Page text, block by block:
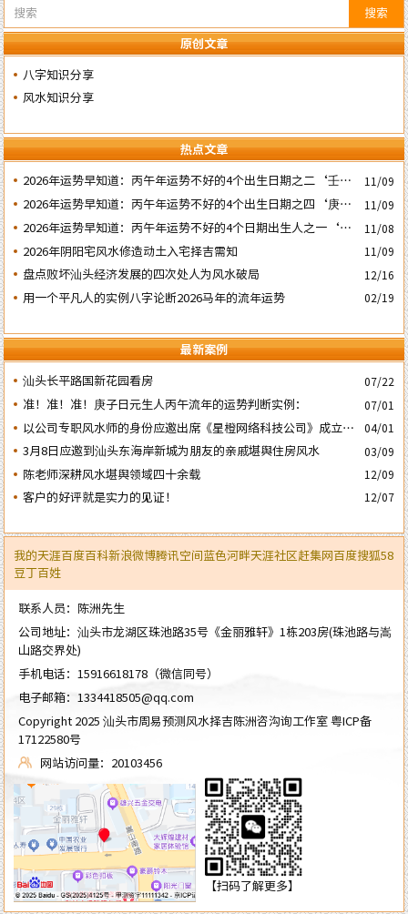
搜索
原创文章
八字知识分享
风水知识分享
热点文章
2026年运势早知道：丙午年运势不好的4个出生日期之二‘壬子’
日
11/09
2026年运势早知道：丙午年运势不好的4个出生日期之四‘庚子’
日
11/09
2026年运势早知道：丙午年运势不好的4个日期出生人之一‘戊
子’ 日
11/08
2026年阴阳宅风水修造动土入宅择吉需知 11/09
盘点败坏汕头经济发展的四次处人为风水破局 12/16
用一个平凡人的实例八字论断2026马年的流年运势 02/19
最新案例
汕头长平路国新花园看房
07/22
准！准！准！庚子日元生人丙午流年的运势判断实例： 07/01
以公司专职风水师的身份应邀出席《星橙网络科技公司》成立5
周年庆典
04/01
3月8日应邀到汕头东海岸新城为朋友的亲戚堪舆住房风水 03/09
陈老师深耕风水堪舆领域四十余载 12/09
客户的好评就是实力的见证！ 12/07
我的天涯百度百科新浪微博腾讯空间蓝色河畔天涯社区赶集网百度搜狐58
豆丁百姓
联系人员：陈洲先生
公司地址：汕头市龙湖区珠池路35号《金丽雅轩》1栋203房(珠池路与嵩
山路交界处)
手机电话： 15916618178 （微信同号）
电子邮箱： 1334418505@qq.com
Copyright 2025 汕头市周易预测风水择吉陈洲咨沟询工作室粤ICP备
17122580号
网站访问量：20103456
【扫码了解更多】